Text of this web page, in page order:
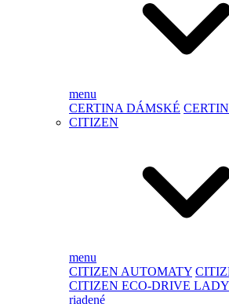
menu
CERTINA DÁMSKÉ
CITIZEN
menu
CITIZEN AUTOMATY
CITIZEN ECO-DRIVE LADY
riadené